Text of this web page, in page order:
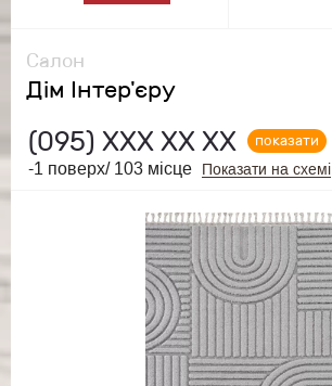
Салон
Дім Інтер'єру
(095) ХХХ ХХ ХХ
показати
-1 поверх/ 103 місце
Показати на схемі